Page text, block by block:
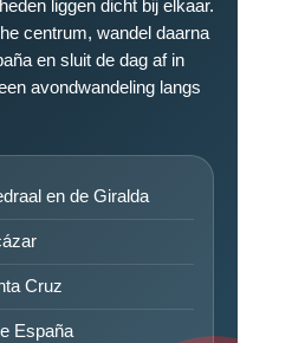
liggen dicht bij elkaar.
centrum, wandel daarna
en sluit de dag af in
avondwandeling langs
en de Giralda
Cruz
España